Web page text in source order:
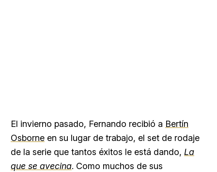
El invierno pasado, Fernando recibió a Bertín
Osborne en su lugar de trabajo, el set de rodaje
de la serie que tantos éxitos le está dando, La
que se avecina. Como muchos de sus